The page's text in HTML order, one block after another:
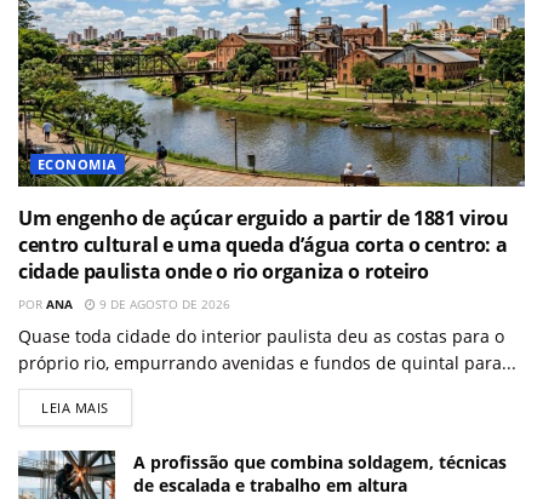
ECONOMIA
Um engenho de açúcar erguido a partir de 1881 virou
centro cultural e uma queda d’água corta o centro: a
cidade paulista onde o rio organiza o roteiro
POR ANA 9 DE AGOSTO DE 2026
Quase toda cidade do interior paulista deu as costas para o
próprio rio, empurrando avenidas e fundos de quintal para...
LEIA MAIS
A profissão que combina soldagem, técnicas
de escalada e trabalho em altura